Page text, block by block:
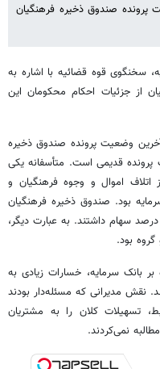
صندوق ذخیره فرهنگیان
سخنگوی قوه قضائیه با اشاره به
از جزئیات احکام محکومان این
وضعیت پرونده صندوق ذخیره
قدیمی است. متأسفانه یکی
اتلاف اموال و وجوه فرهنگیان و
بود. صندوق ذخیره فرهنگیان
در این بانک ۴۷ درصد و گروه ریخته‌گران ۳۸ درصد سهام داشتند. به عبارت دیگر،
بانک سرمایه، خسارات زیادی به
نقش مدیرانی که مسئله‌دار بودند
تسهیلات کلان را به مشتریان
نمی‌کردند.